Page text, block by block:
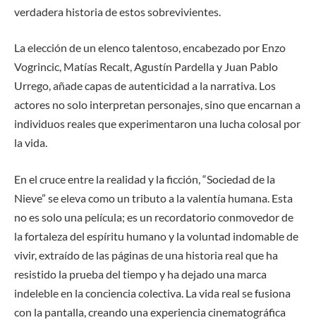
verdadera historia de estos sobrevivientes.
La elección de un elenco talentoso, encabezado por Enzo
Vogrincic, Matías Recalt, Agustín Pardella y Juan Pablo
Urrego, añade capas de autenticidad a la narrativa. Los
actores no solo interpretan personajes, sino que encarnan a
individuos reales que experimentaron una lucha colosal por
la vida.
En el cruce entre la realidad y la ficción, “Sociedad de la
Nieve” se eleva como un tributo a la valentía humana. Esta
no es solo una película; es un recordatorio conmovedor de
la fortaleza del espíritu humano y la voluntad indomable de
vivir, extraído de las páginas de una historia real que ha
resistido la prueba del tiempo y ha dejado una marca
indeleble en la conciencia colectiva. La vida real se fusiona
con la pantalla, creando una experiencia cinematográfica